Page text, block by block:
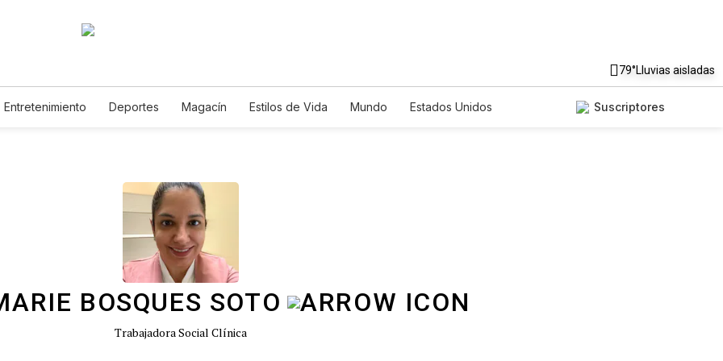
79°Lluvias aisladas
Entretenimiento Deportes Magacín Estilos de Vida Mundo
Estados Unidos
Suscriptores
BOSQUES SOTO
Trabajadora Social Clínica